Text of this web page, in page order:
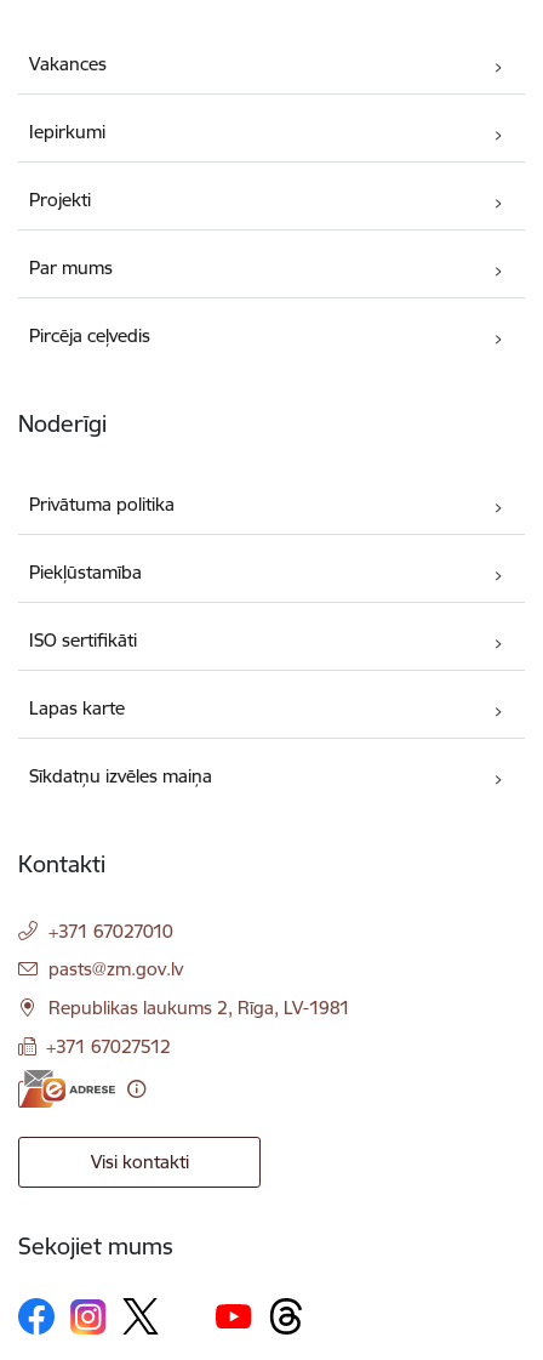
Vakances
Iepirkumi
Projekti
Par mums
Pircēja ceļvedis
Noderīgi
Privātuma politika
Piekļūstamība
ISO sertifikāti
Lapas karte
Sīkdatņu izvēles maiņa
Kontakti
+371 67027010
E-pasts:
pasts@zm.gov.lv
Republikas laukums 2, Rīga, LV-1981
+371 67027512
Visi kontakti
Sekojiet mums